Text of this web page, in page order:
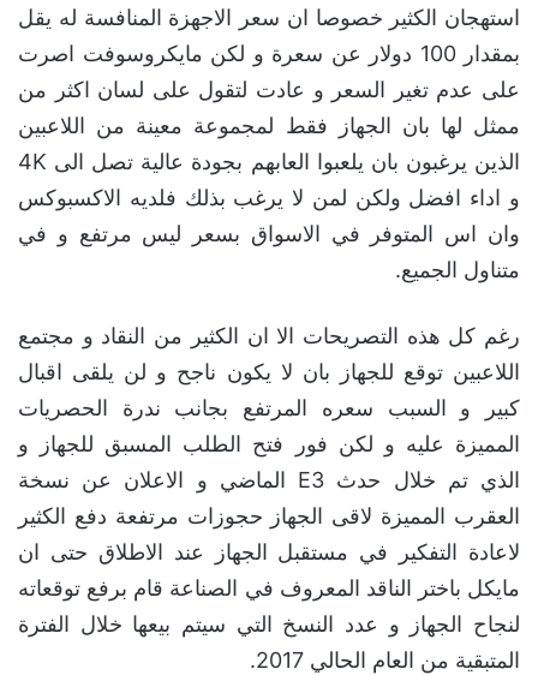
استهجان الكثير خصوصا ان سعر الاجهزة المنافسة له يقل
بمقدار 100 دولار عن سعرة و لكن مايكروسوفت اصرت
على عدم تغير السعر و عادت لتقول على لسان اكثر من
ممثل لها بان الجهاز فقط لمجموعة معينة من اللاعبين
الذين يرغبون بان يلعبوا العابهم بجودة عالية تصل الى 4K
و اداء افضل ولكن لمن لا يرغب بذلك فلديه الاكسبوكس
وان اس المتوفر في الاسواق بسعر ليس مرتفع و في
متناول الجميع.
رغم كل هذه التصريحات الا ان الكثير من النقاد و مجتمع
اللاعبين توقع للجهاز بان لا يكون ناجح و لن يلقى اقبال
كبير و السبب سعره المرتفع بجانب ندرة الحصريات
المميزة عليه و لكن فور فتح الطلب المسبق للجهاز و
الذي تم خلال حدث E3 الماضي و الاعلان عن نسخة
العقرب المميزة لاقى الجهاز حجوزات مرتفعة دفع الكثير
لاعادة التفكير في مستقبل الجهاز عند الاطلاق حتى ان
مايكل باختر الناقد المعروف في الصناعة قام برفع توقعاته
لنجاح الجهاز و عدد النسخ التي سيتم بيعها خلال الفترة
المتبقية من العام الحالي 2017.